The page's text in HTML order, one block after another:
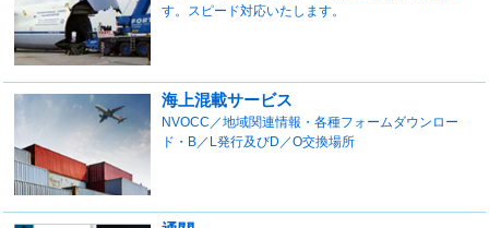
す。スピード対応いたします。
海上混載サービス
NVOCC／地域関連情報・各種フォームダウンロー
ド・B／L発行及びD／O交換場所